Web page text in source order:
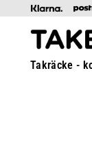
Takräcke -